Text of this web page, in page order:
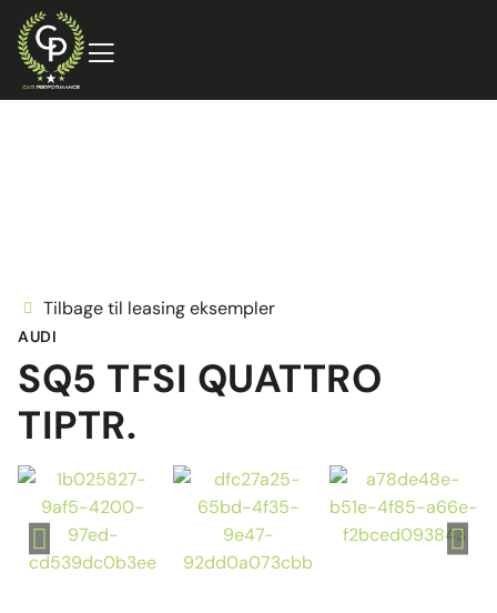
Tilbage til leasing eksempler
AUDI
SQ5 TFSI QUATTRO
TIPTR.